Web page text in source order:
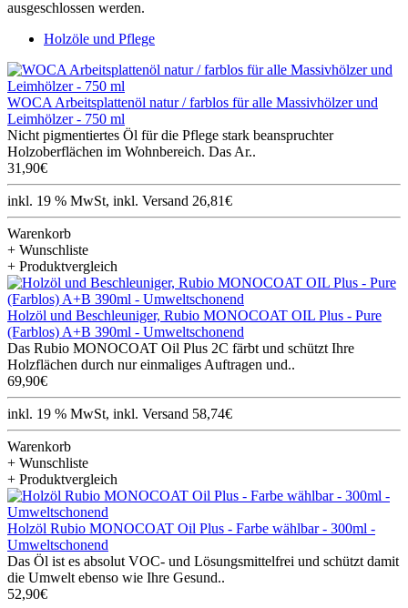
ausgeschlossen werden.
Holzöle und Pflege
WOCA Arbeitsplattenöl natur / farblos für alle Massivhölzer und
Leimhölzer - 750 ml
Nicht pigmentiertes Öl für die Pflege stark beanspruchter
Holzoberflächen im Wohnbereich. Das Ar..
31,90€
inkl. 19 % MwSt, inkl. Versand 26,81€
Warenkorb
+ Wunschliste
+ Produktvergleich
Holzöl und Beschleuniger, Rubio MONOCOAT OIL Plus - Pure
(Farblos) A+B 390ml - Umweltschonend
Das Rubio MONOCOAT Oil Plus 2C färbt und schützt Ihre
Holzflächen durch nur einmaliges Auftragen und..
69,90€
inkl. 19 % MwSt, inkl. Versand 58,74€
Warenkorb
+ Wunschliste
+ Produktvergleich
Holzöl Rubio MONOCOAT Oil Plus - Farbe wählbar - 300ml -
Umweltschonend
Das Öl ist es absolut VOC- und Lösungsmittelfrei und schützt damit
die Umwelt ebenso wie Ihre Gesund..
52,90€